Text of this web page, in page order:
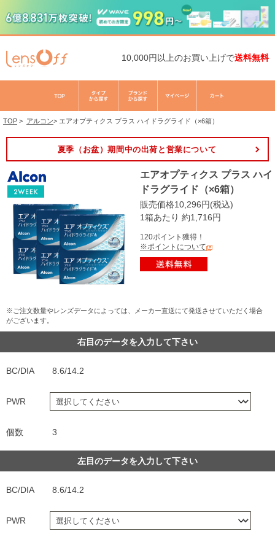
10,000円以上のお買い上げで送料無料
TOP > アルコン> エアオプティクス プラス ハイドラグライド（×6箱）
夏季（お盆）期間中の出荷と営業について
エアオプティクス プラス ハイ
ドラグライド（×6箱）
販売価格10,296円(税込)
1箱あたり 約1,716円
120ポイント獲得！
※ポイントについて
※ご注文数量やレンズデータによっては、メーカー直送にて発送させていただく場合
がございます。
右目のデータを入力して下さい
BC/DIA 8.6/14.2
PWR
個数 3
左目のデータを入力して下さい
BC/DIA 8.6/14.2
PWR